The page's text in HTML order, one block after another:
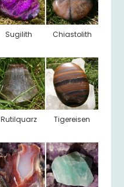
Sugilith Chiastolith
Rutilquarz Tigereisen